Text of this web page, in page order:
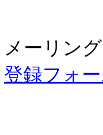
メーリン
登録フォ